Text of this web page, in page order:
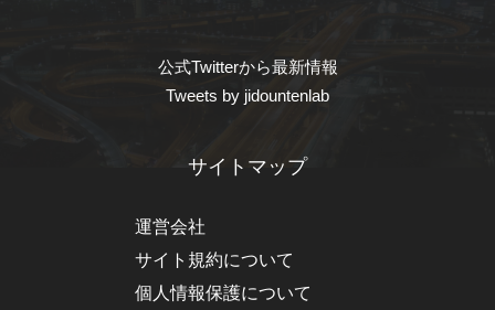
公式Twitterから最新情報
Tweets by jidountenlab
サイトマップ
運営会社
サイト規約について
個人情報保護について